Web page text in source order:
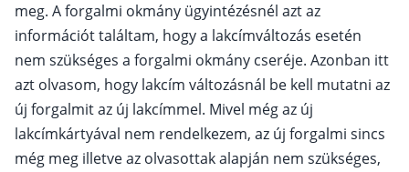
meg. A forgalmi okmány ügyintézésnél azt az
információt találtam, hogy a lakcímváltozás esetén
nem szükséges a forgalmi okmány cseréje. Azonban itt
azt olvasom, hogy lakcím változásnál be kell mutatni az
új forgalmit az új lakcímmel. Mivel még az új
lakcímkártyával nem rendelkezem, az új forgalmi sincs
még meg illetve az olvasottak alapján nem szükséges,